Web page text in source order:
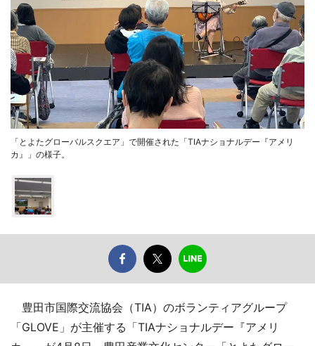
「とよたグローバルスクエア」で開催された「TIAナショナルデー『アメリ
カ』」の様子。
豊田市国際交流協会（TIA）のボランティアグループ
「GLOVE」が主催する「TIAナショナルデー『アメリ